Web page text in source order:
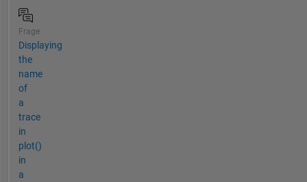
Frage
Displaying
the
name
of
a
trace
in
plot()
in
a